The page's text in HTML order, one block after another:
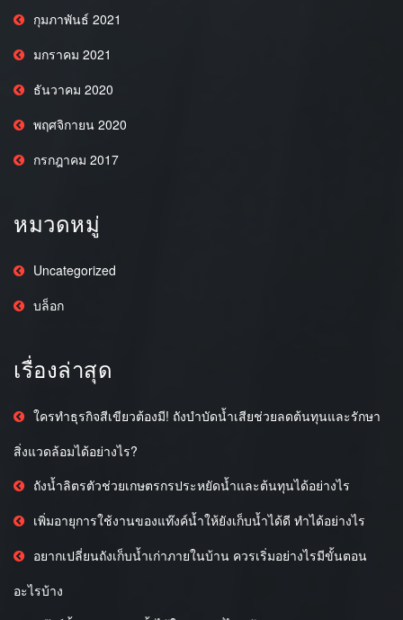
กุมภาพันธ์ 2021
มกราคม 2021
ธันวาคม 2020
พฤศจิกายน 2020
กรกฎาคม 2017
หมวดหมู่
Uncategorized
บล็อก
เรื่องล่าสุด
ใครทำธุรกิจสีเขียวต้องมี! ถังบำบัดน้ำเสียช่วยลดต้นทุนและรักษา
สิ่งแวดล้อมได้อย่างไร?
ถังน้ำลิตรตัวช่วยเกษตรกรประหยัดน้ำและต้นทุนได้อย่างไร
เพิ่มอายุการใช้งานของแท๊งค์น้ำให้ยังเก็บน้ำได้ดี ทำได้อย่างไร
อยากเปลี่ยนถังเก็บน้ำเก่าภายในบ้าน ควรเริ่มอย่างไรมีขั้นตอน
อะไรบ้าง